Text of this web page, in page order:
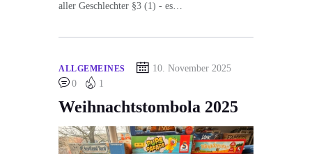
aller Geschlechter §3 (1) - es…
ALLGEMEINES
10. November 2025
0
1
Weihnachtstombola 2025